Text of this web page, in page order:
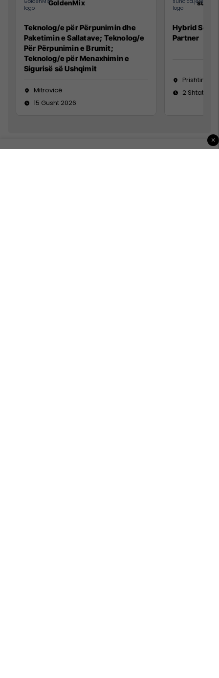
GoldenMix
Teknolog/e për Përpunimin dhe
Paketimin e Sallatave; Teknolog/e
Për Përpunimin e Brumit;
Teknolog/e për Menaxhimin e
Sigurisë së Ushqimit
Mitrovicë
15 Gusht 2026
Hybrid
Partner
Prishtinë
2 Shtator
×